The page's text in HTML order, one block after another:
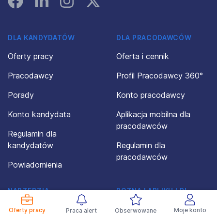
Oferty pracy Praca alert Obserwowane Moje konto
DLA KANDYDATÓW
Oferty pracy
Pracodawcy
Porady
Konto kandydata
Regulamin dla
kandydatów
Powiadomienia
DLA PRACODAWCÓW
Oferta i cennik
Profil Pracodawcy 360°
Konto pracodawcy
Aplikacja mobilna dla
pracodawców
Regulamin dla
pracodawców
NARZĘDZIA
I ROZWIĄZANIA
POZNAJ APLIKUJ.PL
O firmie